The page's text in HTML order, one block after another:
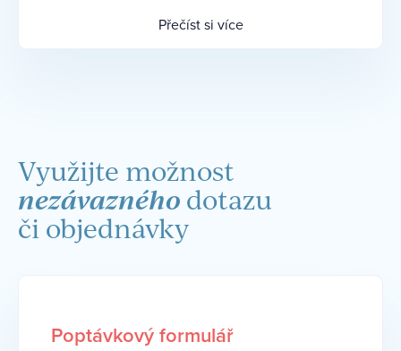
Přečíst si více
Využijte možnost
nezávazného dotazu
či objednávky
Poptávkový formulář